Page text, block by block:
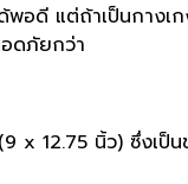
อดี แต่ถ้าเป็นกางเ
ดภัยกว่า
x 12.75 นิ้ว) ซึ่งเ